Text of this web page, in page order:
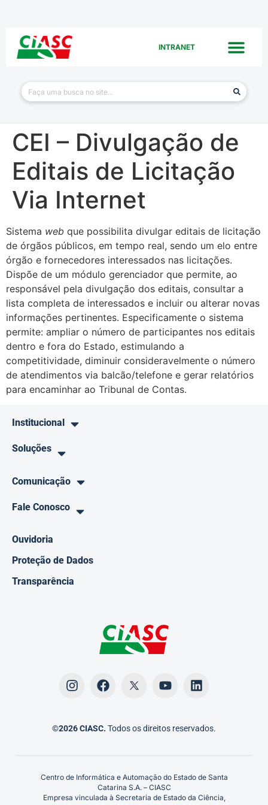
INTRANET
CEI – Divulgação de
Editais de Licitação
Via Internet
Sistema web que possibilita divulgar editais de licitação
de órgãos públicos, em tempo real, sendo um elo entre
órgão e fornecedores interessados nas licitações.
Dispõe de um módulo gerenciador que permite, ao
responsável pela divulgação dos editais, consultar a
lista completa de interessados e incluir ou alterar novas
informações pertinentes. Especificamente o sistema
permite: ampliar o número de participantes nos editais
dentro e fora do Estado, estimulando a
competitividade, diminuir consideravelmente o número
de atendimentos via balcão/telefone e gerar relatórios
para encaminhar ao Tribunal de Contas.
Institucional
Soluções
Comunicação
Fale Conosco
Ouvidoria
Proteção de Dados
Transparência
©2026 CIASC. Todos os direitos reservados.
Centro de Informática e Automação do Estado de Santa
Catarina S.A. – CIASC
Empresa vinculada à Secretaria de Estado da Ciência,